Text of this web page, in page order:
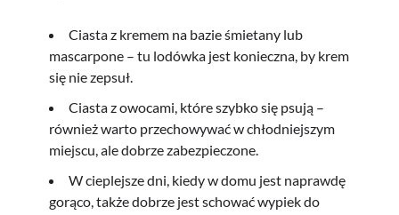
Ciasta z kremem na bazie śmietany lub
mascarpone – tu lodówka jest konieczna, by krem
się nie zepsuł.
Ciasta z owocami, które szybko się psują –
również warto przechowywać w chłodniejszym
miejscu, ale dobrze zabezpieczone.
W cieplejsze dni, kiedy w domu jest naprawdę
gorąco, także dobrze jest schować wypiek do